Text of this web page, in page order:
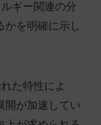
ギー関連の分
かを明確に示し
た特性によ
開が加速してい